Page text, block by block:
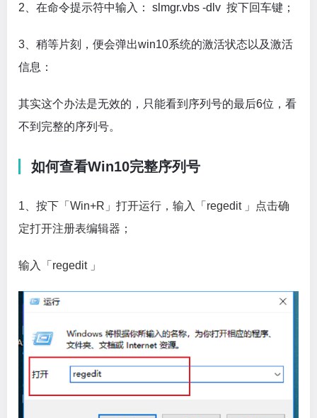
2、 在命令提示符中输入： slmgr.vbs -dlv 按下回车键；
3、 稍等片刻，便会弹出win10系统的激活状态以及激活
信息：
其实这个办法是无效的，只能看到序列号的最后6位，看
不到完整的序列号。
如何查看Win10完整序列号
1、按下「Win+R」打开运行，输入「regedit 」点击确
定打开注册表编辑器；
输入「regedit 」